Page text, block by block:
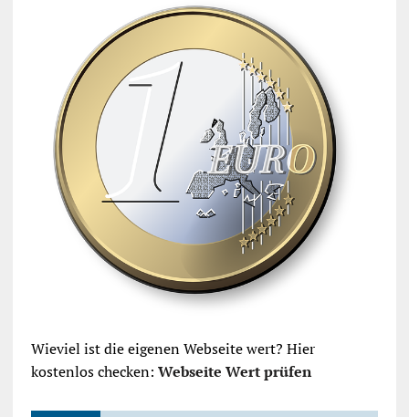
Wieviel ist die eigenen Webseite wert? Hier
kostenlos checken: Webseite Wert prüfen